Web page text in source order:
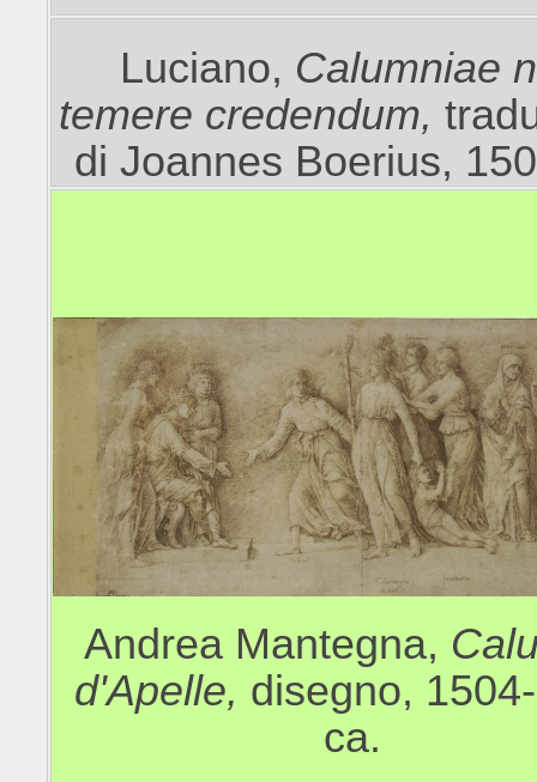
Luciano, Calumniae
temere credendum,
di Joannes Boerius,
Andrea Mantegna,
d'Apelle, disegno,
ca.